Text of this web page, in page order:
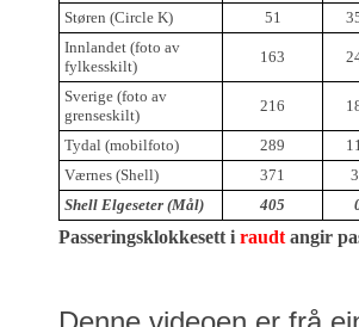
Støren (Circle K)
51
Innlandet (foto av
fylkesskilt)
163
Sverige (foto av
grenseskilt)
216
Tydal (mobilfoto) 289
Værnes (Shell)
371
Shell Elgeseter (Mål)
405
Passeringsklokkesett i raudt angir